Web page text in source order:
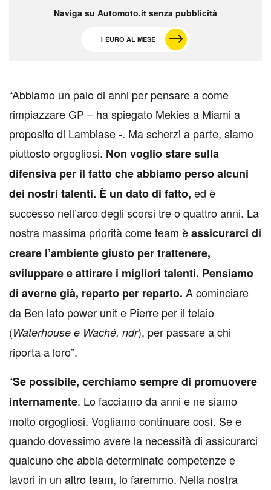
Naviga su Automoto.it senza pubblicità
1 EURO AL MESE
“Abbiamo un paio di anni per pensare a come
rimpiazzare GP – ha spiegato Mekies a Miami a
proposito di Lambiase -. Ma scherzi a parte, siamo
piuttosto orgogliosi. Non voglio stare sulla
difensiva per il fatto che abbiamo perso alcuni
dei nostri talenti. È un dato di fatto, ed è
successo nell’arco degli scorsi tre o quattro anni. La
nostra massima priorità come team èassicurarci di
creare l’ambiente giusto per trattenere,
sviluppare e attirare i migliori talenti. Pensiamo
di averne già, reparto per reparto. A cominciare
da Ben lato power unit e Pierre per il telaio
(Waterhouse e Waché, ndr), per passare a chi
riporta a loro”.
“Se possibile, cerchiamo sempre di promuovere
internamente. Lo facciamo da anni e ne siamo
molto orgogliosi. Vogliamo continuare così. Se e
quando dovessimo avere la necessità di assicurarci
qualcuno che abbia determinate competenze e
lavori in un altro team, lo faremmo. Nella nostra